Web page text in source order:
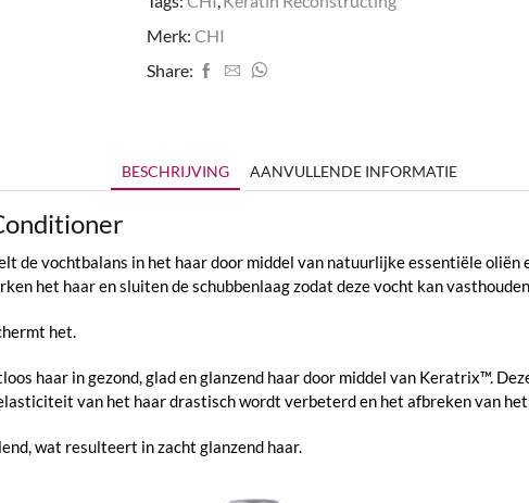
Merk: CHI
Share:
BESCHRIJVING AANVULLENDE INFORMATIE
de vochtbalans in het haar door middel van natuurlijke essentiële
het haar en sluiten de schubbenlaag zodat deze vocht kan
het.
haar in gezond, glad en glanzend haar door middel van Keratrix™.
van het haar drastisch wordt verbeterd en het afbreken van
wat resulteert in zacht glanzend haar.